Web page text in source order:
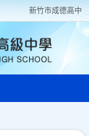
新竹巿成德高中